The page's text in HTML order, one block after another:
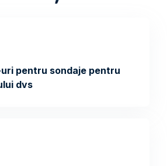
pentru sondaje pentru
dvs